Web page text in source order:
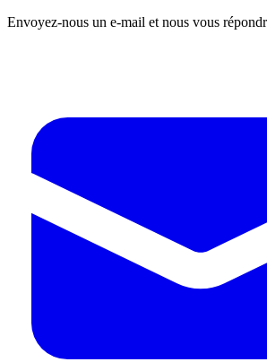
Envoyez-nous un e-mail et nous vous